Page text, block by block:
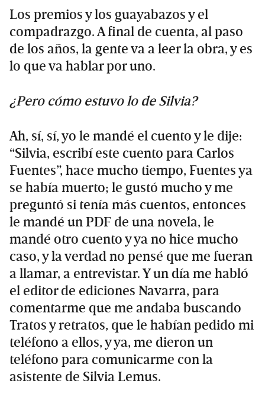
Los premios y los guayabazos y el
compadrazgo. A final de cuenta, al paso
de los años, la gente va a leer la obra, y es
lo que va hablar por uno.
¿Pero cómo estuvo lo de Silvia?
Ah, sí, sí, yo le mandé el cuento y le dije:
“Silvia, escribí este cuento para Carlos
Fuentes”, hace mucho tiempo, Fuentes ya
se había muerto; le gustó mucho y me
preguntó si tenía más cuentos, entonces
le mandé un PDF de una novela, le
mandé otro cuento y ya no hice mucho
caso, y la verdad no pensé que me fueran
a llamar, a entrevistar. Y un día me habló
el editor de ediciones Navarra, para
comentarme que me andaba buscando
Tratos y retratos, que le habían pedido mi
teléfono a ellos, y ya, me dieron un
teléfono para comunicarme con la
asistente de Silvia Lemus.